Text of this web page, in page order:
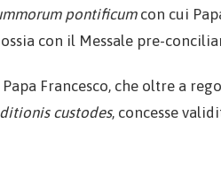
pontificumcon cui
con il Messale pre-
Francesco, che oltre a
custodes, concesse